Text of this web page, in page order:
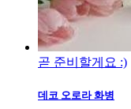
곧 준비할게요 :)
데코 오로라 화병